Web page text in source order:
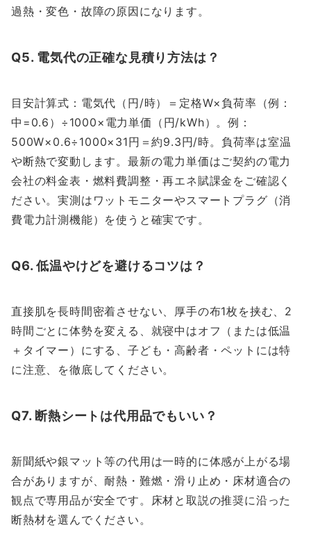
過熱・変色・故障の原因になります。
Q5. 電気代の正確な見積り方法は？
目安計算式：電気代（円/時）＝定格W×負荷率（例：
中=0.6）÷1000×電力単価（円/kWh）。例：
500W×0.6÷1000×31円＝約9.3円/時。負荷率は室温
や断熱で変動します。最新の電力単価はご契約の電力
会社の料金表・燃料費調整・再エネ賦課金をご確認く
ださい。実測はワットモニターやスマートプラグ（消
費電力計測機能）を使うと確実です。
Q6. 低温やけどを避けるコツは？
直接肌を長時間密着させない、厚手の布1枚を挟む、2
時間ごとに体勢を変える、就寝中はオフ（または低温
＋タイマー）にする、子ども・高齢者・ペットには特
に注意、を徹底してください。
Q7. 断熱シートは代用品でもいい？
新聞紙や銀マット等の代用は一時的に体感が上がる場
合がありますが、耐熱・難燃・滑り止め・床材適合の
観点で専用品が安全です。床材と取説の推奨に沿った
断熱材を選んでください。